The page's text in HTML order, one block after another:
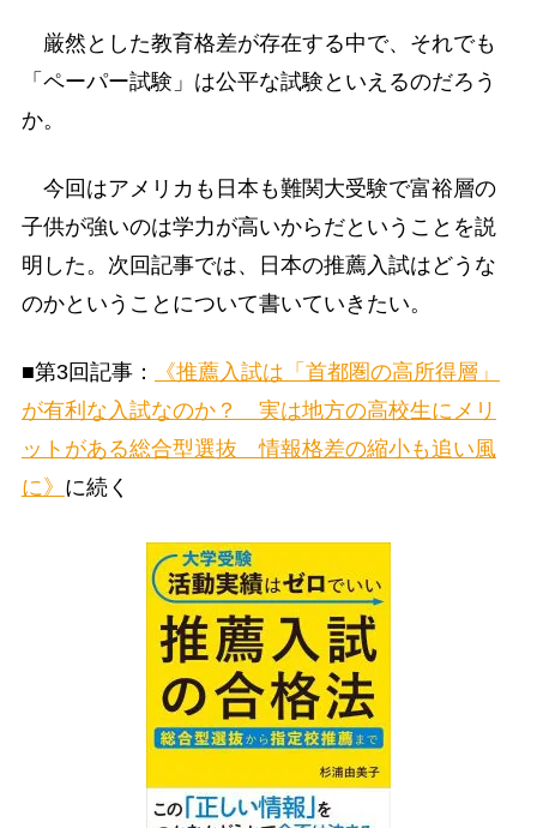
厳然とした教育格差が存在する中で、それでも
「ペーパー試験」は公平な試験といえるのだろう
か。
今回はアメリカも日本も難関大受験で富裕層の
子供が強いのは学力が高いからだということを説
明した。次回記事では、日本の推薦入試はどうな
のかということについて書いていきたい。
■第3回記事：
《推薦入試は「首都圏の高所得層」
が有利な入試なのか？ 実は地方の高校生にメリ
ットがある総合型選抜 情報格差の縮小も追い風
に》 に続く